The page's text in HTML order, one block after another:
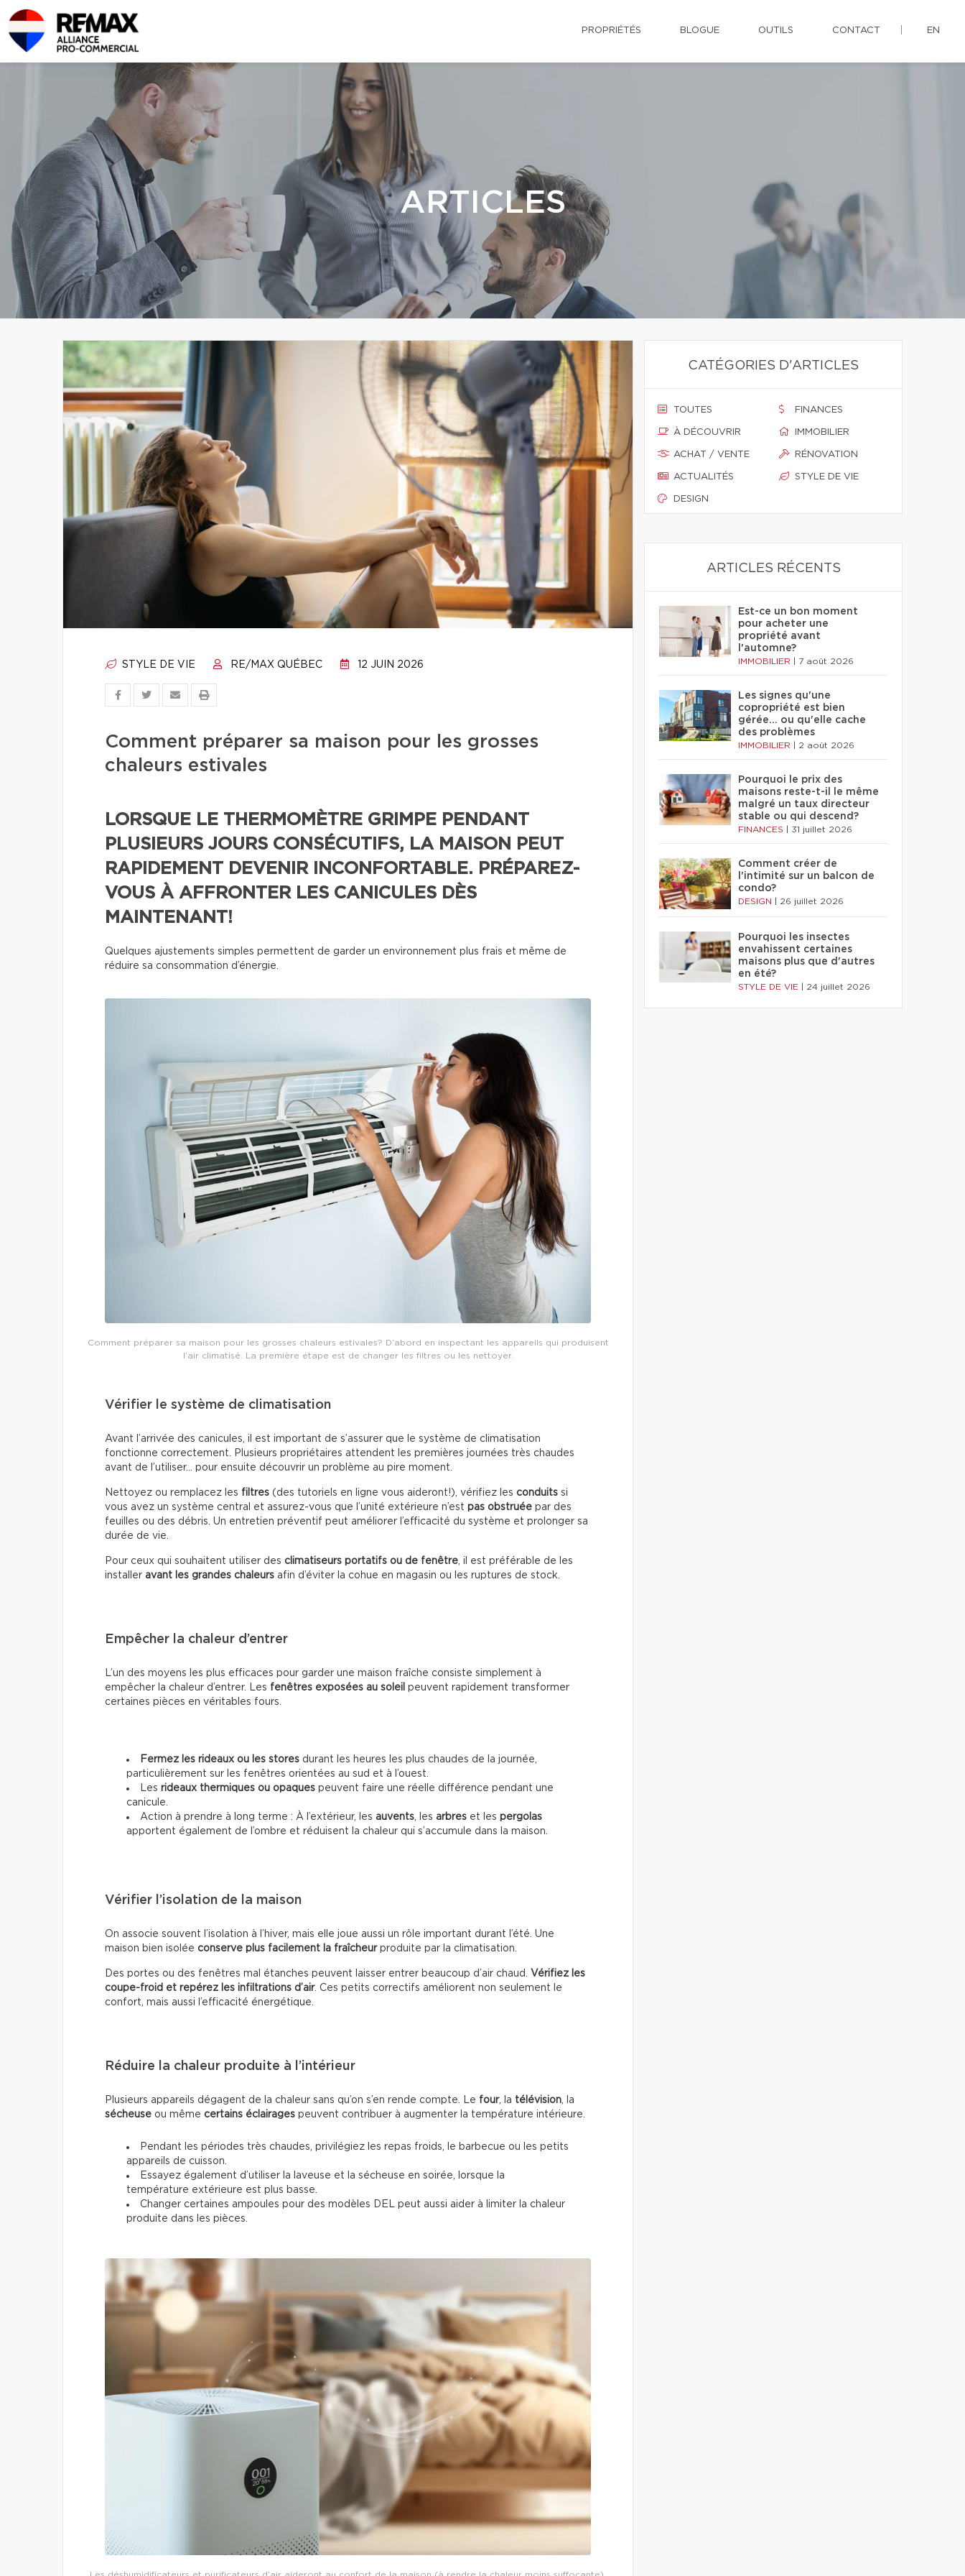
PROPRIÉTÉS BLOGUE OUTILS CONTACT EN
ARTICLES
STYLE DE VIE RE/MAX QUÉBEC 12 JUIN 2026
Comment préparer sa maison pour les grosses
chaleurs estivales
LORSQUE LE THERMOMÈTRE GRIMPE PENDANT
PLUSIEURS JOURS CONSÉCUTIFS, LA MAISON PEUT
RAPIDEMENT DEVENIR INCONFORTABLE. PRÉPAREZ-
VOUS À AFFRONTER LES CANICULES DÈS
MAINTENANT!
Quelques ajustements simples permettent de garder un environnement plus frais et même de
réduire sa consommation d’énergie.
Comment préparer sa maison pour les grosses chaleurs estivales? D’abord en inspectant les appareils qui produisent
l’air climatisé. La première étape est de changer les filtres ou les nettoyer.
Vérifier le système de climatisation
Avant l’arrivée des canicules, il est important de s’assurer que le système de climatisation
fonctionne correctement. Plusieurs propriétaires attendent les premières journées très chaudes
avant de l’utiliser… pour ensuite découvrir un problème au pire moment.
Nettoyez ou remplacez les filtres (des tutoriels en ligne vous aideront!), vérifiez les conduits si
vous avez un système central et assurez-vous que l’unité extérieure n’est pas obstruée par des
feuilles ou des débris. Un entretien préventif peut améliorer l’efficacité du système et prolonger sa
durée de vie.
Pour ceux qui souhaitent utiliser des climatiseurs portatifs ou de fenêtre , il est préférable de les
installer avant les grandes chaleurs afin d’éviter la cohue en magasin ou les ruptures de stock.
Empêcher la chaleur d’entrer
L’un des moyens les plus efficaces pour garder une maison fraîche consiste simplement à
empêcher la chaleur d’entrer. Les fenêtres exposées au soleil peuvent rapidement transformer
certaines pièces en véritables fours.
Fermez les rideaux ou les stores durant les heures les plus chaudes de la journée,
particulièrement sur les fenêtres orientées au sud et à l’ouest.
Les rideaux thermiques ou opaques peuvent faire une réelle différence pendant une
canicule.
Action à prendre à long terme : À l’extérieur, les auvents , les arbres et les pergolas
apportent également de l’ombre et réduisent la chaleur qui s’accumule dans la maison.
Vérifier l’isolation de la maison
On associe souvent l’isolation à l’hiver, mais elle joue aussi un rôle important durant l’été. Une
maison bien isolée conserve plus facilement la fraîcheurproduite par la climatisation.
Des portes ou des fenêtres mal étanches peuvent laisser entrer beaucoup d’air chaud. Vérifiez les
coupe-froid et repérez les infiltrations d’air. Ces petits correctifs améliorent non seulement le
confort, mais aussi l’efficacité énergétique.
Réduire la chaleur produite à l’intérieur
Plusieurs appareils dégagent de la chaleur sans qu’on s’en rende compte. Le four, la télévision , la
sécheuse ou même certains éclairages peuvent contribuer à augmenter la température intérieure.
Pendant les périodes très chaudes, privilégiez les repas froids, le barbecue ou les petits
appareils de cuisson.
Essayez également d’utiliser la laveuse et la sécheuse en soirée, lorsque la
température extérieure est plus basse.
Changer certaines ampoules pour des modèles DEL peut aussi aider à limiter la chaleur
produite dans les pièces.
CATÉGORIES D'ARTICLES
TOUTES
À DÉCOUVRIR
ACHAT / VENTE
ACTUALITÉS
DESIGN
FINANCES
IMMOBILIER
RÉNOVATION
STYLE DE VIE
ARTICLES RÉCENTS
Est-ce un bon moment
pour acheter une
propriété avant
l'automne?
IMMOBILIER 7 août 2026
Les signes qu'une
copropriété est bien
gérée… ou qu'elle cache
des problèmes
IMMOBILIER 2 août 2026
Pourquoi le prix des
maisons reste-t-il le même
malgré un taux directeur
stable ou qui descend?
FINANCES 31 juillet 2026
Comment créer de
l'intimité sur un balcon de
condo?
DESIGN 26 juillet 2026
Pourquoi les insectes
envahissent certaines
maisons plus que d'autres
en été?
STYLE DE VIE 24 juillet 2026